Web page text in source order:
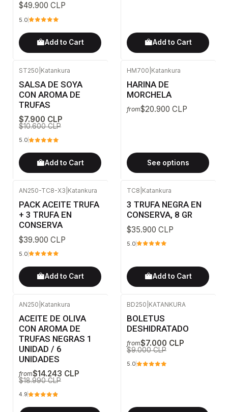
$49.900 CLP
5.0
Add to Cart Add to Cart
ST250 Katankura
SALSA DE SOYA
CON AROMA DE
TRUFAS
$7.900 CLP
$10.600 CLP
5.0
Add to Cart
HM700 Katankura
HARINA DE
MORCHELA
from$20.900 CLP
See options
AN250-TC8-X3 Katankura
PACK ACEITE TRUFA
+ 3 TRUFA EN
CONSERVA
$39.900 CLP
5.0
Add to Cart
TC8 Katankura
3 TRUFA NEGRA EN
CONSERVA, 8 GR
$35.900 CLP
5.0
Add to Cart
AN250 Katankura
ACEITE DE OLIVA
CON AROMA DE
TRUFAS NEGRAS 1
UNIDAD / 6
UNIDADES
from$14.243 CLP
$18.990 CLP
4.9
BD250 KATANKURA
BOLETUS
DESHIDRATADO
from$7.000 CLP
$9.000 CLP
5.0